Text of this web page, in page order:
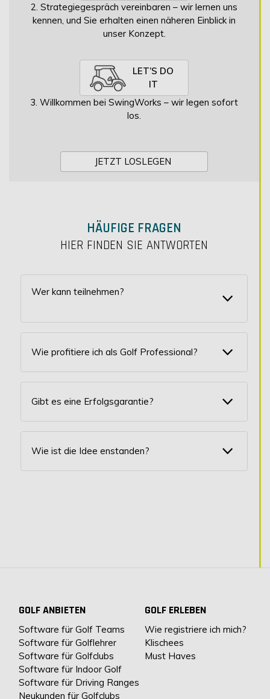
2. Strategiegespräch vereinbaren – wir lernen uns
kennen, und Sie erhalten einen näheren Einblick in
unser Konzept.
LET’S DO
IT
3. Willkommen bei SwingWorks – wir legen sofort
los.
HÄUFIGE FRAGEN
HIER FINDEN SIE ANTWORTEN
Wer kann teilnehmen?
Wie profitiere ich als Golf Professional?
Gibt es eine Erfolgsgarantie?
Wie ist die Idee enstanden?
GOLF ERLEBEN
Wie registriere ich mich?
Klischees
Must Haves
GOLF ANBIETEN
Software für Golf Teams
Software für Golflehrer
Software für Golfclubs
Software für Indoor Golf
Software für Driving Ranges
Neukunden für Golfclubs